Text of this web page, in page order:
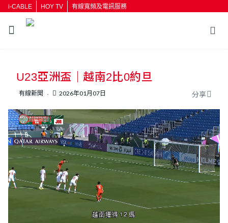
i-CABLE HOY TV 有線寬頻及電訊服務
按輸入鍵開始搜尋
U23亞洲盃｜越南2比0約旦
有線新聞 2026年01月07日 分享